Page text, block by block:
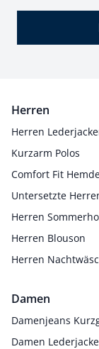
Herren
Herren
Kurzarm Polos
Comfort Fit
Untersetzte
Herren
Herren Blouson
Herren
Damen
Damenjeans
Damen